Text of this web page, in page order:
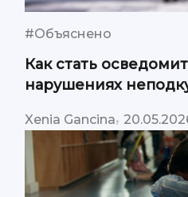
#Объяснено
Как стать
нарушениях
Xenia Gancina,